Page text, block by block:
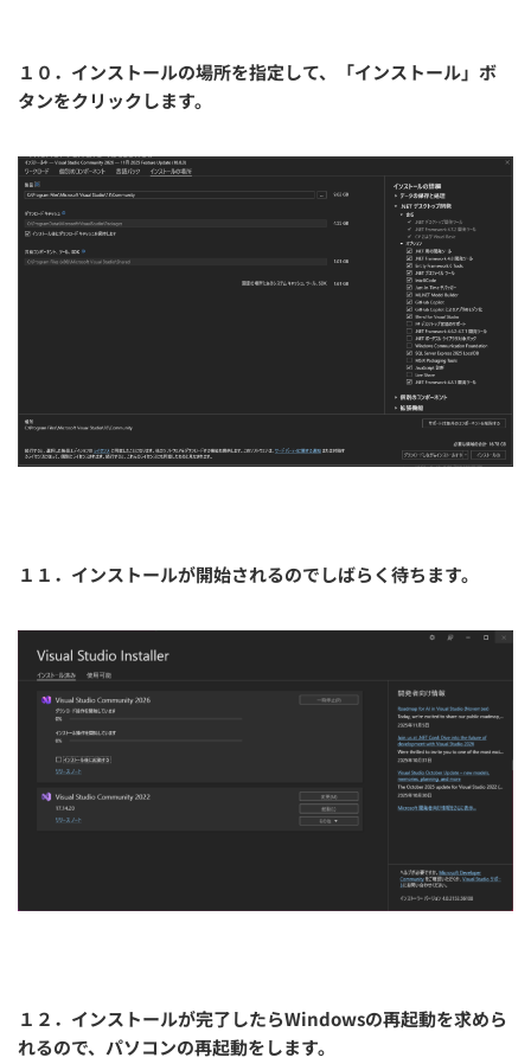
１０．インストールの場所を指定して、「インストール」ボ
タンをクリックします。
１１．インストールが開始されるのでしばらく待ちます。
１２．インストールが完了したらWindowsの再起動を求めら
れるので、パソコンの再起動をします。